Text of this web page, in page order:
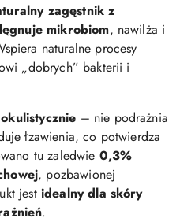
zagęstnik z
mikrobiom, nawilża i
naturalne procesy
„dobrych” bakterii i
– nie podrażnia
łzawienia, co potwierdza
tu zaledwie 0,3%
, pozbawionej
jest idealny dla skóry
.